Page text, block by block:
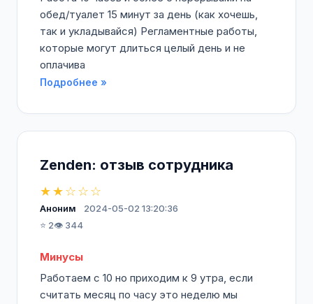
обед/туалет 15 минут за день (как хочешь,
так и укладывайся) Регламентные работы,
которые могут длиться целый день и не
оплачива
Подробнее »
Zenden: отзыв сотрудника
★★☆☆☆
Аноним
2024-05-02 13:20:36
⭐ 2👁️ 344
Минусы
Работаем с 10 но приходим к 9 утра, если
считать месяц по часу это неделю мы